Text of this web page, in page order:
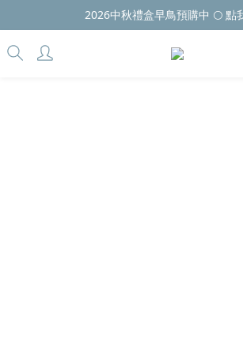
2026中秋禮盒早鳥預購中 🌕 點